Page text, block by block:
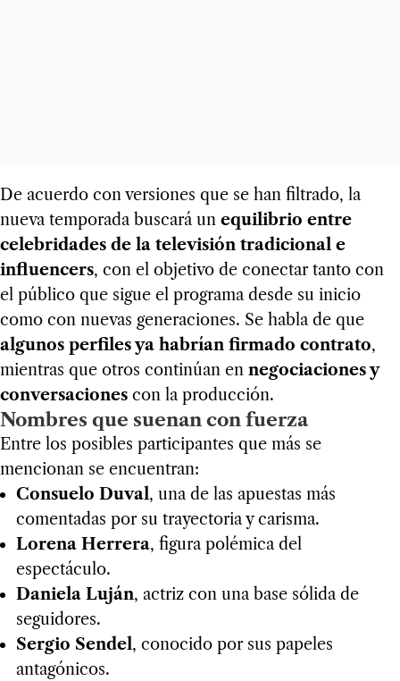
De acuerdo con versiones que se han filtrado, la
nueva temporada buscará un equilibrio entre
celebridades de la televisión tradicional e
influencers, con el objetivo de conectar tanto con
el público que sigue el programa desde su inicio
como con nuevas generaciones. Se habla de que
algunos perfiles ya habrían firmado contrato,
mientras que otros continúan en negociaciones y
conversaciones con la producción.
Nombres que suenan con fuerza
Entre los posibles participantes que más se
mencionan se encuentran:
Consuelo Duval, una de las apuestas más
comentadas por su trayectoria y carisma.
Lorena Herrera, figura polémica del
espectáculo.
Daniela Luján, actriz con una base sólida de
seguidores.
Sergio Sendel, conocido por sus papeles
antagónicos.